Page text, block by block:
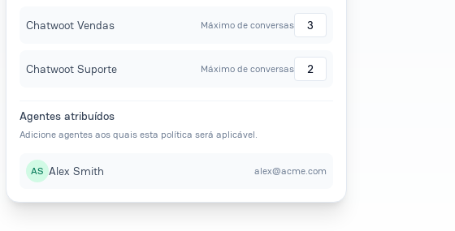
Chatwoot Vendas Máximo de conversas 3
Chatwoot Suporte Máximo de conversas 2
Agentes atribuídos
Adicione agentes aos quais esta política será aplicável.
AS Alex Smith alex@acme.com